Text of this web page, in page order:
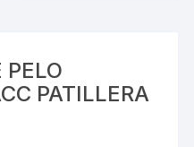
PELO
PATILLERA